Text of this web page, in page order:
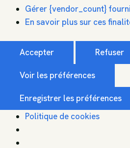
Gérer {vendor_count}
En savoir plus sur ces
Accepter Refuser
Voir les préférences
Enregistrer les préférences
Politique de cookies